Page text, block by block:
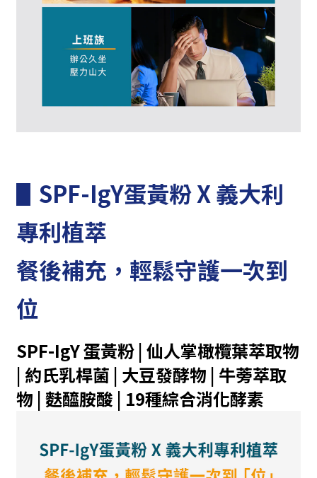
▋SPF-IgY蛋黃粉 X 義大利
專利植萃
餐後補充，輕鬆守護一次到
位
SPF-IgY 蛋黃粉 | 仙人掌橄欖葉萃取物
| 約氏乳桿菌 | 大豆發酵物 | 牛蒡萃取
物 | 麩醯胺酸 | 19種綜合消化酵素